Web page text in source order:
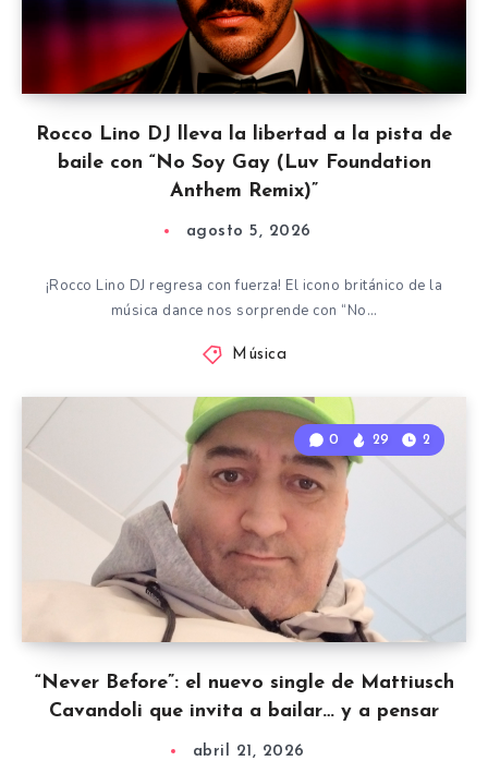
Rocco Lino DJ lleva la libertad a la pista de
baile con “No Soy Gay (Luv Foundation
Anthem Remix)”
agosto 5, 2026
¡Rocco Lino DJ regresa con fuerza! El icono británico de la
música dance nos sorprende con “No…
Música
“Never Before”: el nuevo single de Mattiusch
Cavandoli que invita a bailar… y a pensar
0 29 2
abril 21, 2026